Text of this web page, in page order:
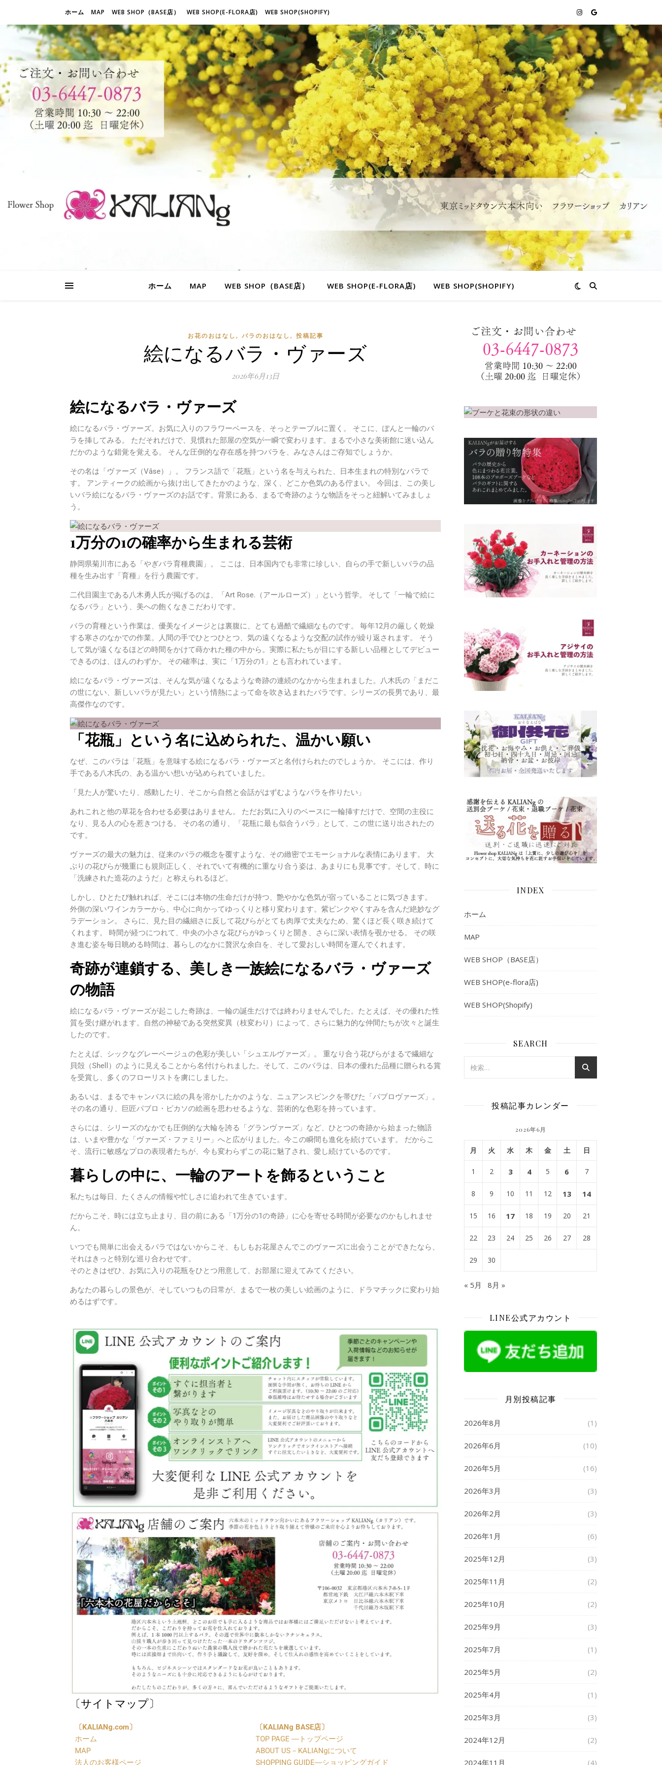
ホーム MAP WEB SHOP（BASE店） WEB SHOP(E-FLORA店) WEB SHOP(SHOPIFY)
ホーム MAP WEB SHOP（BASE店） WEB SHOP(E-FLORA店) WEB SHOP(SHOPIFY)
お花のおはなし , バラのおはなし , 投稿記事
絵になるバラ・ヴァーズ
2026年6月13日
絵になるバラ・ヴァーズ
絵になるバラ・ヴァーズ。お気に入りのフラワーベースを、そっとテーブルに置く。 そこに、ぽんと一輪のバ
ラを挿してみる。 ただそれだけで、見慣れた部屋の空気が一瞬で変わります。まるで小さな美術館に迷い込ん
だかのような錯覚を覚える。 そんな圧倒的な存在感を持つバラを、みなさんはご存知でしょうか。
その名は「ヴァーズ（Vâse）」。 フランス語で「花瓶」という名を与えられた、日本生まれの特別なバラで
す。 アンティークの絵画から抜け出してきたかのような、深く、どこか色気のある佇まい。 今回は、この美し
いバラ絵になるバラ・ヴァーズのお話です。背景にある、まるで奇跡のような物語をそっと紐解いてみましょ
う。
1万分の1の確率から生まれる芸術
静岡県菊川市にある「やぎバラ育種農園」。 ここは、日本国内でも非常に珍しい、自らの手で新しいバラの品
種を生み出す「育種」を行う農園です。
二代目園主である八木勇人氏が掲げるのは、「Art Rose.（アールローズ）」という哲学。 そして「一輪で絵に
なるバラ」という、美への飽くなきこだわりです。
バラの育種という作業は、優美なイメージとは裏腹に、とても過酷で繊細なものです。 毎年12月の厳しく乾燥
する寒さのなかでの作業。人間の手でひとつひとつ、気の遠くなるような交配の試作が繰り返されます。 そう
して気が遠くなるほどの時間をかけて蒔かれた種の中から。実際に私たちが目にする新しい品種としてデビュー
できるのは、ほんのわずか。 その確率は、実に「1万分の1」とも言われています。
絵になるバラ・ヴァーズは、そんな気が遠くなるような奇跡の連続のなかから生まれました。八木氏の「まだこ
の世にない、新しいバラが見たい」という情熱によって命を吹き込まれたバラです。シリーズの長男であり、最
高傑作なのです。
「花瓶」という名に込められた、温かい願い
なぜ、このバラは「花瓶」を意味する絵になるバラ・ヴァーズと名付けられたのでしょうか。 そこには、作り
手である八木氏の、ある温かい想いが込められていました。
「見た人が驚いたり、感動したり、そこから自然と会話がはずむようなバラを作りたい」
あれこれと他の草花を合わせる必要はありません。 ただお気に入りのベースに一輪挿すだけで、空間の主役に
なり、見る人の心を惹きつける。 その名の通り、「花瓶に最も似合うバラ」として、この世に送り出されたの
です。
ヴァーズの最大の魅力は、従来のバラの概念を覆すような、その緻密でエモーショナルな表情にあります。 大
ぶりの花びらが幾重にも規則正しく、それでいて有機的に重なり合う姿は、あまりにも見事です。そして、時に
「洗練された造花のようだ」と称えられるほど。
しかし、ひとたび触れれば、そこには本物の生命だけが持つ、艶やかな色気が宿っていることに気づきます。
外側の深いワインカラーから、中心に向かってゆっくりと移り変わります。紫ピンクやくすみを含んだ絶妙なグ
ラデーション。 さらに、見た目の繊細さに反して花びらがとても肉厚で丈夫なため、驚くほど長く咲き続けて
くれます。 時間が経つにつれて、中央の小さな花びらがゆっくりと開き、さらに深い表情を覗かせる。 その咲
き進む姿を毎日眺める時間は、暮らしのなかに贅沢な余白を、そして愛おしい時間を運んでくれます。
奇跡が連鎖する、美しき一族絵になるバラ・ヴァーズ
の物語
絵になるバラ・ヴァーズが起こした奇跡は、一輪の誕生だけでは終わりませんでした。たとえば、その優れた性
質を受け継がれます。自然の神秘である突然変異（枝変わり）によって、さらに魅力的な仲間たちが次々と誕生
したのです。
たとえば、シックなグレーベージュの色彩が美しい「シュエルヴァーズ」。 重なり合う花びらがまるで繊細な
貝殻（Shell）のように見えることから名付けられました。そして、このバラは、日本の優れた品種に贈られる賞
を受賞し、多くのフローリストを虜にしました。
あるいは、まるでキャンバスに絵の具を溶かしたかのような、ニュアンスピンクを帯びた「パブロヴァーズ」。
その名の通り、巨匠パブロ・ピカソの絵画を思わせるような、芸術的な色彩を持っています。
さらには、シリーズのなかでも圧倒的な大輪を誇る「グランヴァーズ」など、ひとつの奇跡から始まった物語
は、いまや豊かな「ヴァーズ・ファミリー」へと広がりました。今この瞬間も進化を続けています。 だからこ
そ、流行に敏感なプロの表現者たちが、今も変わらずこの花に魅了され、愛し続けているのです。
暮らしの中に、一輪のアートを飾るということ
私たちは毎日、たくさんの情報や忙しさに追われて生きています。
だからこそ、時には立ち止まり、目の前にある「1万分の1の奇跡」に心を寄せる時間が必要なのかもしれませ
ん。
いつでも簡単に出会えるバラではないからこそ、もしもお花屋さんでこのヴァーズに出会うことができたなら、
それはきっと特別な巡り合わせです。
そのときはぜひ、お気に入りの花瓶をひとつ用意して、お部屋に迎えてみてください。
あなたの暮らしの景色が、そしていつもの日常が、まるで一枚の美しい絵画のように、ドラマチックに変わり始
めるはずです。
〔サイトマップ〕
〔KALIANg.com〕
ホーム
MAP
法人のお客様ページ
〔KALIANg BASE店〕
TOP PAGE ―トップページ
ABOUT US－KALIANgについて
SHOPPING GUIDE―ショッピングガイド
INDEX
ホーム
MAP
WEB SHOP（BASE店）
WEB SHOP(e-flora店)
WEB SHOP(Shopify)
SEARCH
投稿記事カレンダー
2026年6月
月 火 水 木 金 土 日
1 2 3 4 5 6 7
8 9 10 11 12 13 14
15 16 17 18 19 20 21
22 23 24 25 26 27 28
29 30
« 5月 8月 »
LINE公式アカウント
月別投稿記事
2026年8月 (1)
2026年6月 (10)
2026年5月 (16)
2026年3月 (3)
2026年2月 (3)
2026年1月 (6)
2025年12月 (3)
2025年11月 (2)
2025年10月 (2)
2025年9月 (3)
2025年7月 (1)
2025年5月 (2)
2025年4月 (1)
2025年3月 (3)
2024年12月 (2)
2024年11月 (4)